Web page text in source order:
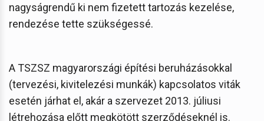
nagyságrendű ki nem fizetett tartozás kezelése,
rendezése tette szükségessé.
A TSZSZ magyarországi építési beruházásokkal
(tervezési, kivitelezési munkák) kapcsolatos viták
esetén járhat el, akár a szervezet 2013. júliusi
létrehozása előtt megkötött szerződéseknél is.